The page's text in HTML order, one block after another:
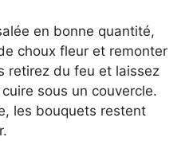
en bonne quantité,
choux fleur et remonter
retirez du feu et laissez
sous un couvercle.
les bouquets restent